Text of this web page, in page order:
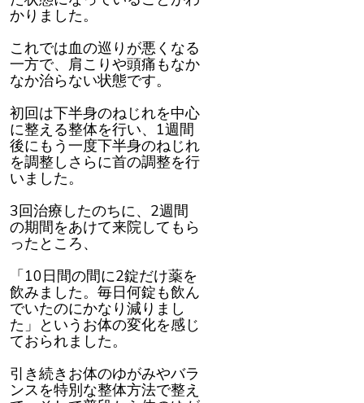
かりました。
これでは血の巡りが悪くなる
一方で、肩こりや頭痛もなか
なか治らない状態です。
初回は下半身のねじれを中心
に整える整体を行い、1週間
後にもう一度下半身のねじれ
を調整しさらに首の調整を行
いました。
3回治療したのちに、2週間
の期間をあけて来院してもら
ったところ、
「10日間の間に2錠だけ薬を
飲みました。毎日何錠も飲ん
でいたのにかなり減りまし
た」というお体の変化を感じ
ておられました。
引き続きお体のゆがみやバラ
ンスを特別な整体方法で整え